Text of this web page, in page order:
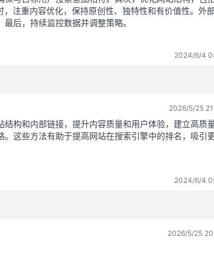
注重内容优化，保持原创性、独特性和有价值性。外
后，持续监控数据并调整策略。
2024/6/4
2026/5/25
构和内部链接，提升内容质量和用户体验，建立高质
这些方法有助于提高网站在搜索引擎中的排名，吸引
2024/6/4
2026/5/25